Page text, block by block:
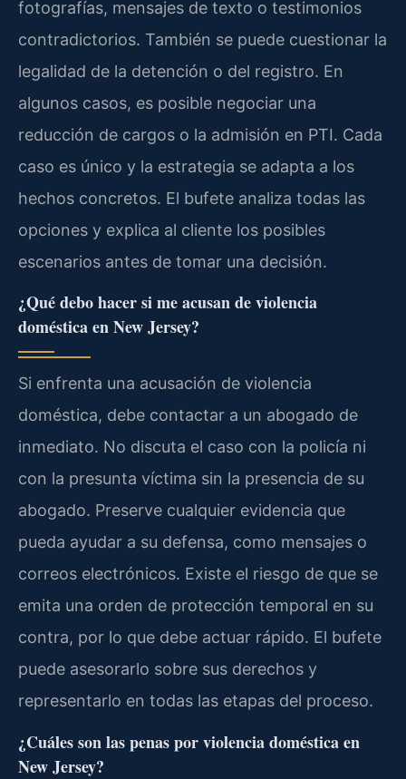
fotografías, mensajes de texto o testimonios
contradictorios. También se puede cuestionar la
legalidad de la detención o del registro. En
algunos casos, es posible negociar una
reducción de cargos o la admisión en PTI. Cada
caso es único y la estrategia se adapta a los
hechos concretos. El bufete analiza todas las
opciones y explica al cliente los posibles
escenarios antes de tomar una decisión.
¿Qué debo hacer si me acusan de violencia
doméstica en New Jersey?
Si enfrenta una acusación de violencia
doméstica, debe contactar a un abogado de
inmediato. No discuta el caso con la policía ni
con la presunta víctima sin la presencia de su
abogado. Preserve cualquier evidencia que
pueda ayudar a su defensa, como mensajes o
correos electrónicos. Existe el riesgo de que se
emita una orden de protección temporal en su
contra, por lo que debe actuar rápido. El bufete
puede asesorarlo sobre sus derechos y
representarlo en todas las etapas del proceso.
¿Cuáles son las penas por violencia doméstica en
New Jersey?